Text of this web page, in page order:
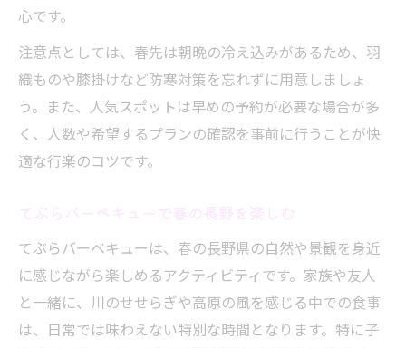
心です。
注意点としては、春先は朝晩の冷え込みがあるため、羽
織ものや膝掛けなど防寒対策を忘れずに用意しましょ
う。また、人気スポットは早めの予約が必要な場合が多
く、人数や希望するプランの確認を事前に行うことが快
適な行楽のコツです。
てぶらバーベキューは、春の長野県の自然や景観を身近
に感じながら楽しめるアクティビティです。家族や友人
と一緒に、川のせせらぎや高原の風を感じる中での食事
は、日常では味わえない特別な時間となります。特に子